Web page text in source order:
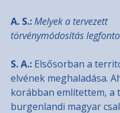
A. S.:Melyek a tervezett
törvénymódosítás
S. A.: Elsősorban a
elvének meghaladása.
korábban említettem, a
burgenlandi magyar